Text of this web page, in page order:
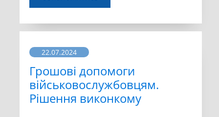
22.07.2024
Грошові допомоги
військовослужбовцям.
Рішення виконкому